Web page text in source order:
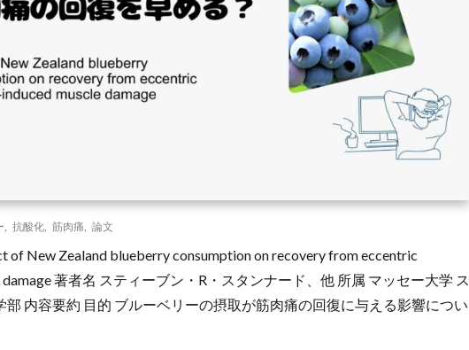
抗酸化 筋肉痛 論文
of New Zealand blueberry consumption on recovery from eccentric
著者名 スティーブン・R・スタンナード、他 所属 マッセー大学 ス
部 内容要約 目的 ブルーベリーの摂取が筋肉痛の回復に与える影響につい